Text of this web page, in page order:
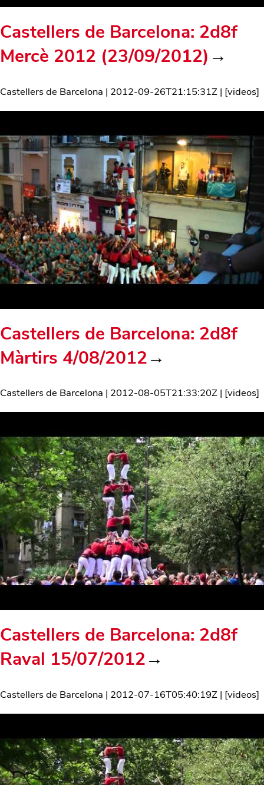
Castellers de Barcelona: 2d8f
Mercè 2012 (23/09/2012) →
Castellers de Barcelona | 2012-09-26T21:15:31Z | [videos]
Castellers de Barcelona: 2d8f
Màrtirs 4/08/2012→
Castellers de Barcelona | 2012-08-05T21:33:20Z | [videos]
Castellers de Barcelona: 2d8f
Raval 15/07/2012→
Castellers de Barcelona | 2012-07-16T05:40:19Z | [videos]